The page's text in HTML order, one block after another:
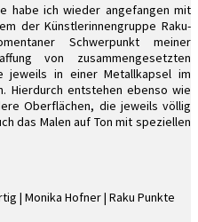
habe ich wieder angefangen mit
der Künstlerinnengruppe Raku-
Schwerpunkt meiner
von zusammengesetzten
jeweils in einer Metallkapsel im
Hierdurch entstehen ebenso wie
Oberflächen, die jeweils völlig
das Malen auf Ton mit speziellen